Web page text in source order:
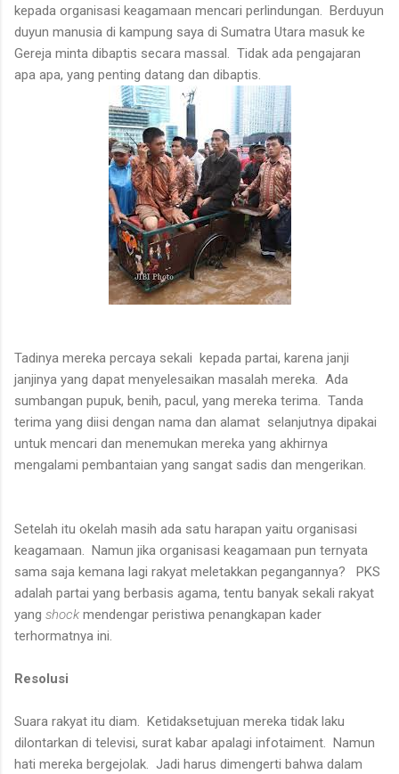
kepada organisasi keagamaan mencari perlindungan. Berduyun
duyun manusia di kampung saya di Sumatra Utara masuk ke
Gereja minta dibaptis secara massal. Tidak ada pengajaran
apa apa, yang penting datang dan dibaptis.
Tadinya mereka percaya sekali kepada partai, karena janji
janjinya yang dapat menyelesaikan masalah mereka. Ada
sumbangan pupuk, benih, pacul, yang mereka terima. Tanda
terima yang diisi dengan nama dan alamat selanjutnya dipakai
untuk mencari dan menemukan mereka yang akhirnya
mengalami pembantaian yang sangat sadis dan mengerikan.
Setelah itu okelah masih ada satu harapan yaitu organisasi
keagamaan. Namun jika organisasi keagamaan pun ternyata
sama saja kemana lagi rakyat meletakkan pegangannya? PKS
adalah partai yang berbasis agama, tentu banyak sekali rakyat
yang shock mendengar peristiwa penangkapan kader
terhormatnya ini.
Resolusi
Suara rakyat itu diam. Ketidaksetujuan mereka tidak laku
dilontarkan di televisi, surat kabar apalagi infotaiment. Namun
hati mereka bergejolak. Jadi harus dimengerti bahwa dalam